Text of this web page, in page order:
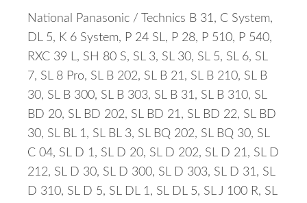
National Panasonic / Technics B 31, C System,
DL 5, K 6 System, P 24 SL, P 28, P 510, P 540,
RXC 39 L, SH 80 S, SL 3, SL 30, SL 5, SL 6, SL
7, SL 8 Pro, SL B 202, SL B 21, SL B 210, SL B
30, SL B 300, SL B 303, SL B 31, SL B 310, SL
BD 20, SL BD 202, SL BD 21, SL BD 22, SL BD
30, SL BL 1, SL BL 3, SL BQ 202, SL BQ 30, SL
C 04, SL D 1, SL D 20, SL D 202, SL D 21, SL D
212, SL D 30, SL D 300, SL D 303, SL D 31, SL
D 310, SL D 5, SL DL 1, SL DL 5, SL J 100 R, SL